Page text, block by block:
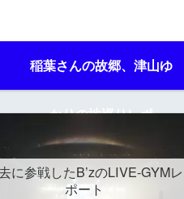
稲葉さんの故郷、津山ゆ
かりの地巡りレポ
に参戦したB’zのLIVE-GYMレ
ポート